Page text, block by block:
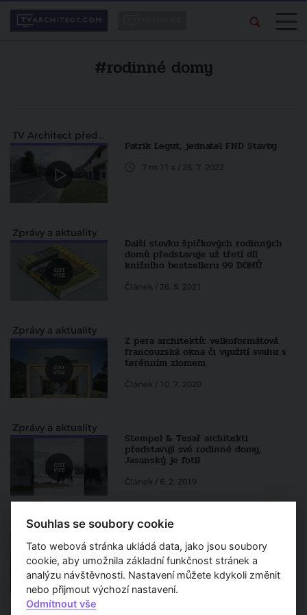
#rodinné domy
TV Architect představuje
Patrik Legut, jednatel FND Stavby
7 m 11 s / 26. 7. 2022
Zprávy a aktuality
Další stovku špičkových rodinných
domů představuje už třetí díl
knižního bestselleru 99 DOMŮ
Článek / 26. 5. 2021
Zprávy a aktuality
Z pera architektů: velkoformátová
francouzská okna či využití svahu s
terénním zlomem
Článek / 10. 7. 2020
Zprávy a aktuality
Stempel & Tesař architekti
představují své rodinné domy,
Jasanský je fotil
Článek / 6. 2. 2019
Zprávy a aktuality
dokázali za deset let
Článek / 2. 1. 2019
Souhlas se soubory cookie
Tato webová stránka ukládá data, jako jsou soubory
cookie, aby umožnila základní funkčnost stránek a
analýzu návštěvnosti. Nastavení můžete kdykoli změnit
nebo přijmout výchozí nastavení.
Odmítnout vše